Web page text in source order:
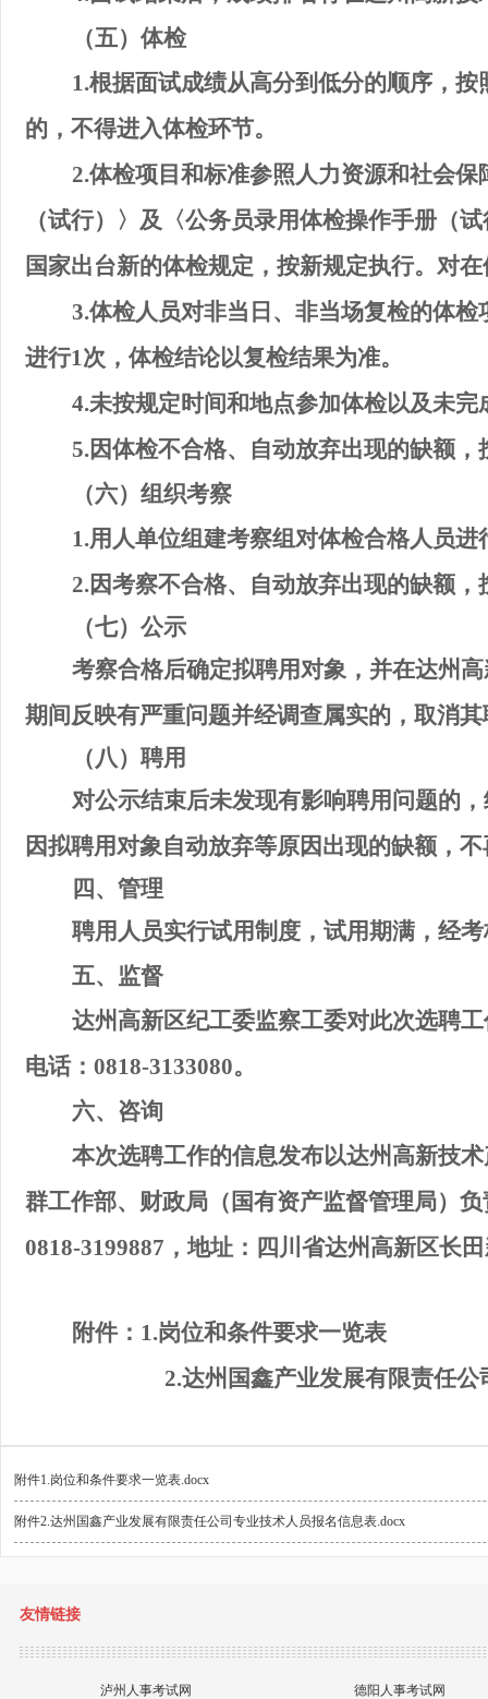
（五）体检
1.根据面试成绩从高分到低分的顺序，
的，不得进入体检环节。
2.体检项目和标准参照人力资源和社会保
（试行）〉及〈公务员录用体检操作手册（
国家出台新的体检规定，按新规定执行。对
3.体检人员对非当日、非当场复检的体
进行1次，体检结论以复检结果为准。
4.未按规定时间和地点参加体检以及未
5.因体检不合格、自动放弃出现的缺额，
（六）组织考察
1.用人单位组建考察组对体检合格人员进
2.因考察不合格、自动放弃出现的缺额，
（七）公示
考察合格后确定拟聘用对象，并在达州
期间反映有严重问题并经调查属实的，取消
（八） 聘用
对公示结束后未发现有影响聘用问题的 ，
因拟聘用对象自动放弃等原因出现的缺额，
四 、管理
聘用人员实行试用制度，试用期满，经
五、监督
达州 高新区纪工委监察工委对此次选聘
电话： 0818-3133080。
六、咨询
本次选聘工作的信息发布以达州高新技
群工作部、 财政局（国有资产监督管理局） 负
0818-3199887 ，地址：四川省达州高新区长
附件： 1.岗位和条件要求一览表
2.达州国鑫产业发展有限责任公
附件1.岗位和条件要求一览表.docx
附件2.达州国鑫产业发展有限责任公司专业技术人员报名信息表.docx
友情链接
泸州人事考试网 德阳人事考试网